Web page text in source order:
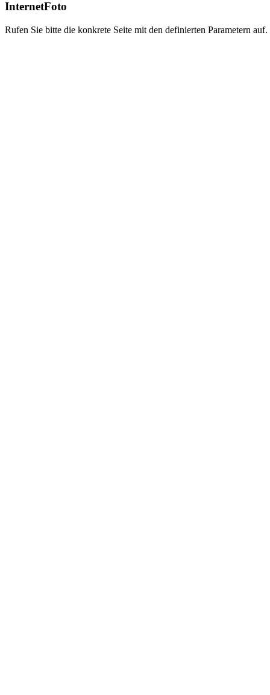
InternetFoto
Rufen Sie bitte die konkrete Seite mit den definierten Parametern auf.